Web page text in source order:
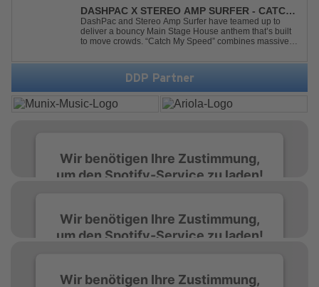
Musikerlebnis. Hypnotische Percussions verschm...
DASHPAC X STEREO AMP SURFER - CATCH
MY SPEED
DashPac and Stereo Amp Surfer have teamed up to
deliver a bouncy Main Stage House anthem that’s built
to move crowds. “Catch My Speed” combines massive
into one festival-ready package. Packed with peak-time
vibes and unstoppable momentum, th...
DDP Partner
Wir benötigen Ihre Zustimmung,
um den Spotify-Service zu laden!
einzubetten. Dieser Service kann Daten zu
Ihren Aktivitäten sammeln. Bitte lesen Sie die
Wir benötigen Ihre Zustimmung,
um den Spotify-Service zu laden!
einzubetten. Dieser Service kann Daten zu
Wir benötigen Ihre Zustimmung,